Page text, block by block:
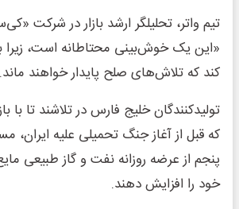
تیم واتر، تحلیلگر ارشد بازار در شرکت
«این یک خوش‌بینی محتاطانه است، زیرا
کند که تلاش‌های صلح پایدار خواهند
تولیدکنندگان خلیج فارس در تلاشند تا با
که قبل از آغاز جنگ تحمیلی علیه ایران،
پنجم از عرضه روزانه نفت و گاز طبیعی
خود را افزایش دهند.